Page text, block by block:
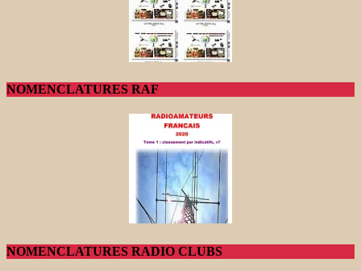
NOMENCLATURES RAF
NOMENCLATURES RADIO CLUBS